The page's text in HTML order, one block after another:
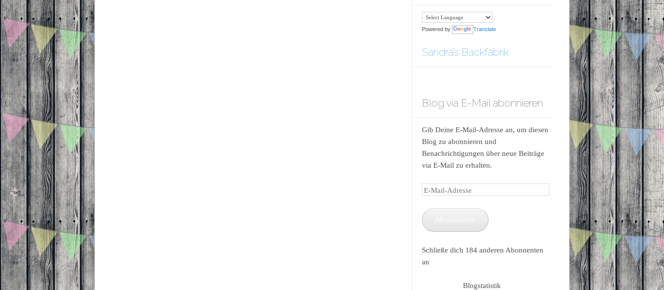
Powered by Translate
Sandra’s Backfabrik
Blog via E-Mail abonnieren
Gib Deine E-Mail-Adresse an, um diesen
Blog zu abonnieren und
Benachrichtigungen über neue Beiträge
via E-Mail zu erhalten.
E-
Adresse
Schließe dich 184 anderen Abonnenten
an
Blogstatistik